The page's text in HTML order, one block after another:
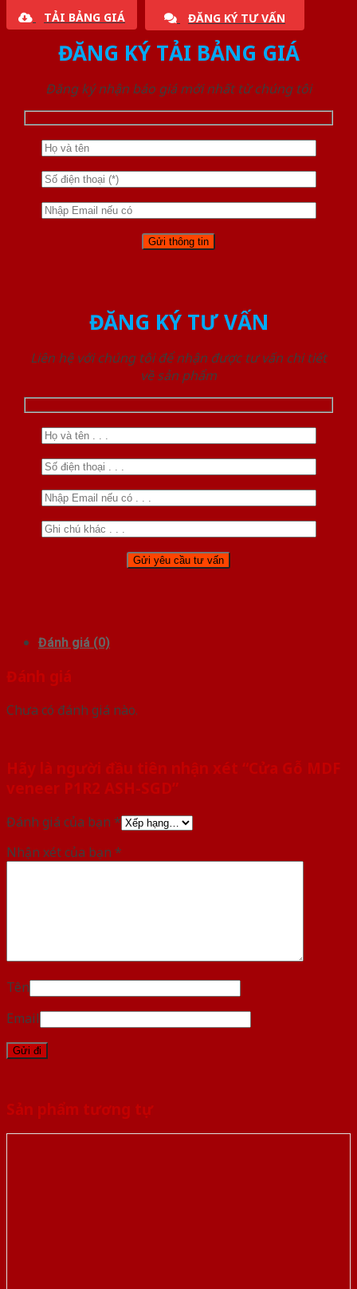
TẢI BẢNG GIÁ ĐĂNG KÝ TƯ VẤN
ĐĂNG KÝ TẢI BẢNG GIÁ
Đăng ký nhận báo giá mới nhất từ chúng tôi
ĐĂNG KÝ TƯ VẤN
Liên hệ với chúng tôi để nhận được tư vấn chi tiết
về sản phẩm
Đánh giá (0)
Đánh giá
Chưa có đánh giá nào.
Hãy là người đầu tiên nhận xét “Cửa Gỗ MDF
veneer P1R2 ASH-SGD”
Đánh giá của bạn *
Nhận xét của bạn *
Tên
Email
Sản phẩm tương tự